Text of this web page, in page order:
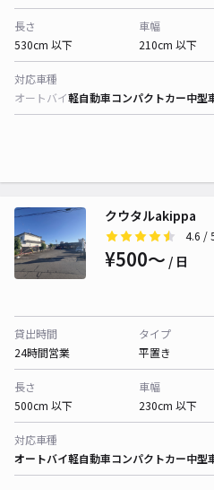
長さ
530cm 以下
車幅
210cm 以下
対応車種
オートバイ軽自動車コンパクトカー中型
クウタルakippa
4.6 /
¥500〜 / 日
貸出時間
24時間営業
タイプ
平置き
長さ
500cm 以下
車幅
230cm 以下
対応車種
オートバイ軽自動車コンパクトカー中型